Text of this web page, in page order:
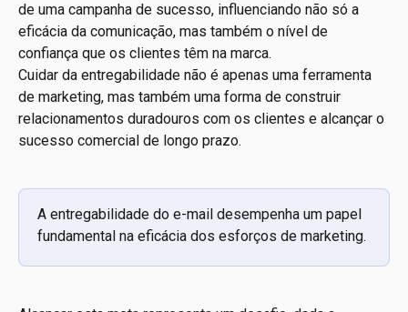
de uma campanha de sucesso, influenciando não só a
eficácia da comunicação, mas também o nível de
confiança que os clientes têm na marca.
Cuidar da entregabilidade não é apenas uma ferramenta
de marketing, mas também uma forma de construir
relacionamentos duradouros com os clientes e alcançar o
sucesso comercial de longo prazo.
A entregabilidade do e-mail desempenha um papel
fundamental na eficácia dos esforços de marketing.